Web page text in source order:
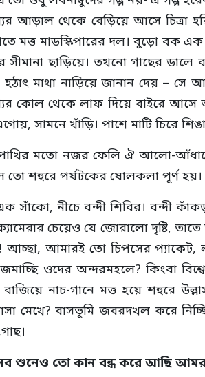
আড়াল থেকে বেড়িয়ে আসে চিত্রা
মত্ত মাডস্কিপারের দল। বুড়ো বক
সীমানা ছাড়িয়ে। তখনো গাছের
মাথা নাড়িয়ে জানান দেয় – সে
কোল থেকে লাফ দিয়ে বাইরে আসে
সামনে খাঁড়ি। পাশে মাটি চিরে
মতো নজর ফেলি ঐ আলো-আঁধারে
তো শহুরে পর্যটকের ষোলকলা পূর্ণ
সাঁকো, নীচে বন্দী শিবির। বন্দী
চেয়েও যে জোরালো দৃষ্টি,
আচ্ছা, আমারই তো চিপসের প্যাকেট,
ওদের অন্দরমহলে? কিংবা
নাচ-গানে মত্ত হয়ে শহুরে
মেখে? বাসভূমি জবরদখল করে
শুনেও তো কান বন্ধ করে আছি